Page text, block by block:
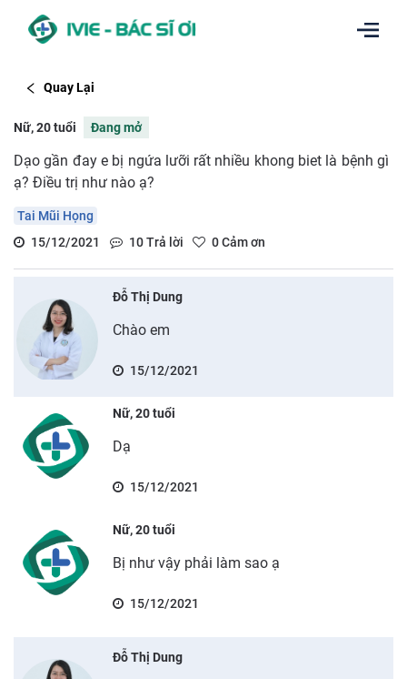
Quay Lại
Nữ, 20 tuổi Đang mở
Dạo gần đay e bị ngứa lưỡi rất nhiều khong biet là bệnh gì
ạ? Điều trị như nào ạ?
Tai Mũi Họng
15/12/2021
10Trả lời 0Cảm ơn
Đỗ Thị Dung
Chào em
15/12/2021
Nữ, 20 tuổi
Dạ
15/12/2021
Nữ, 20 tuổi
Bị như vậy phải làm sao ạ
15/12/2021
Đỗ Thị Dung